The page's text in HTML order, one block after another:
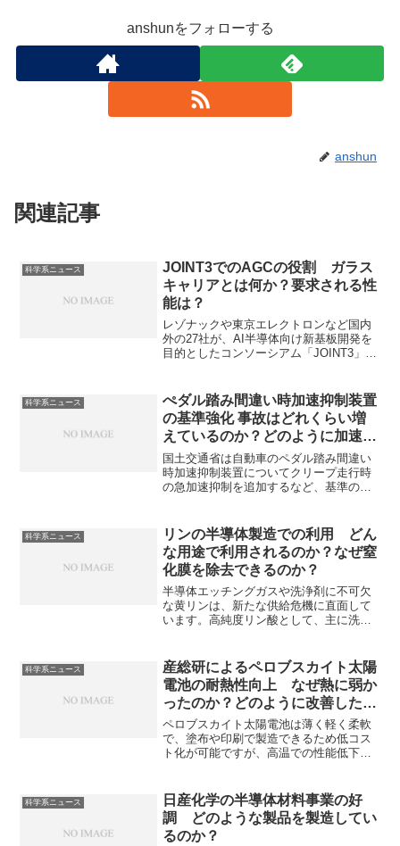
anshunをフォローする
anshun
関連記事
科学系ニュース
JOINT3でのAGCの役割 ガラス
キャリアとは何か？要求される性
能は？
レゾナックや東京エレクトロンなど国内
外の27社が、AI半導体向け新基板開発を
目的としたコンソーシアム「JOINT3」を
パッケージング材料の開発に貢献しま
す。ガラスキャリアとは何か、特に要求
される性能は何か知ることができます。
科学系ニュース
ぺダル踏み間違い時加速抑制装置
の基準強化 事故はどれくらい増
えているのか？どのように加速抑
制しているのか？
国土交通省は自動車のペダル踏み間違い
時加速抑制装置についてクリープ走行時
の急加速抑制を追加するなど、基準の強
す。
科学系ニュース
リンの半導体製造での利用 どん
な用途で利用されるのか？なぜ窒
化膜を除去できるのか？
半導体エッチングガスや洗浄剤に不可欠
な黄リンは、新たな供給危機に直面して
います。高純度リン酸として、主に洗浄
しているのかを知ることができます。
科学系ニュース
産総研によるペロブスカイト太陽
電池の耐熱性向上 なぜ熱に弱か
ったのか？どのように改善したの
か？
ペロブスカイト太陽電池は薄く軽く柔軟
で、塗布や印刷で製造できるため低コス
ト化が可能ですが、高温での性能低下が
高い化合物を添加することで、耐熱性を
向上させています。なぜ結晶のすき間に
添加することで性能が向上するのか知る
ことができます。
科学系ニュース
日産化学の半導体材料事業の好
調 どのような製品を製造してい
るのか？